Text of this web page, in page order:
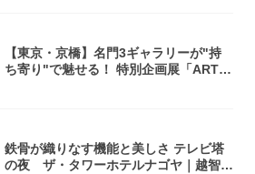
【東京・京橋】名門3ギャラリーが"持
ち寄り"で魅せる！ 特別企画展「ART P
鉄骨が織りなす機能と美しさ テレビ塔
の夜 ザ・タワーホテルナゴヤ｜越智月